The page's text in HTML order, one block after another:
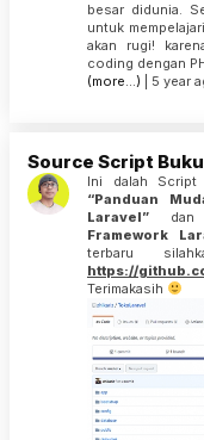
besar didunia.
untuk
akan rugi!
coding dengan
(more…) | 5 year
Source Script
Ini dalah Script
“Panduan
Laravel”
Framework
terbaru
https://
Terimakasih